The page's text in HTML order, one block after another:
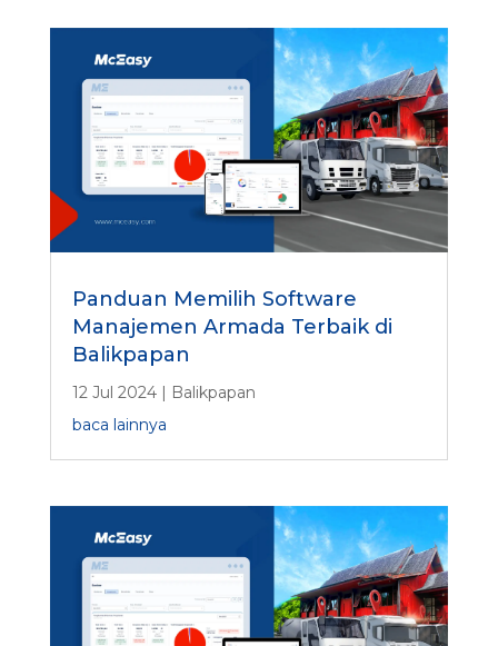
Panduan Memilih Software
Manajemen Armada Terbaik di
Balikpapan
12 Jul 2024| Balikpapan
baca lainnya